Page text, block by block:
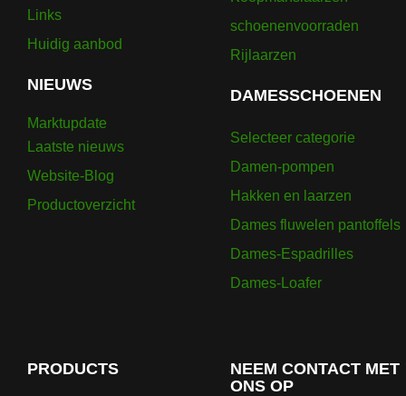
Links
Huidig ​​aanbod
NIEUWS
Marktupdate
Laatste nieuws
Website-Blog
Productoverzicht
schoenenvoorraden
Rijlaarzen
DAMESSCHOENEN
Selecteer categorie
Damen-pompen
Hakken en laarzen
Dames fluwelen pantoffels
Dames-Espadrilles
Dames-Loafer
PRODUCTS
NEEM CONTACT MET
ONS OP